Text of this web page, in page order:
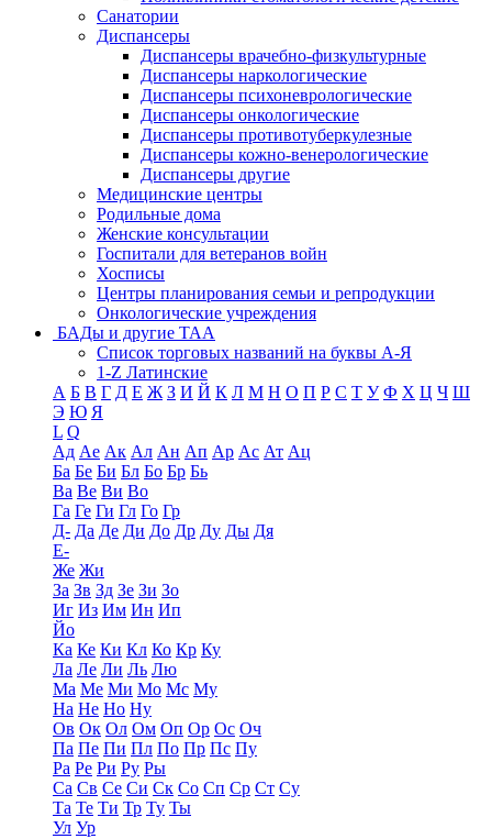
Санатории
Диспансеры
Диспансеры врачебно-физкультурные
Диспансеры наркологические
Диспансеры психоневрологические
Диспансеры онкологические
Диспансеры противотуберкулезные
Диспансеры кожно-венерологические
Диспансеры другие
Медицинские центры
Родильные дома
Женские консультации
Госпитали для ветеранов войн
Хосписы
Центры планирования семьи и репродукции
Онкологические учреждения
БАДы и другие ТАА
Список торговых названий на буквы А-Я
1-Z Латинские
А Б В Г Д Е Ж З И Й К Л М Н О П Р С Т У Ф Х Ц Ч Ш
Э Ю Я
L Q
Ад Ае Ак Ал Ан Ап Ар Ас Ат Ац
Ба Бе Би Бл Бо Бр Бь
Ва Ве Ви Во
Га Ге Ги Гл Го Гр
Д- Да Де Ди До Др Ду Ды Дя
Е-
Же Жи
За Зв Зд Зе Зи Зо
Иг Из Им Ин Ип
Йо
Ка Ке Ки Кл Ко Кр Ку
Ла Ле Ли Ль Лю
Ма Ме Ми Мо Мс Му
На Не Но Ну
Ов Ок Ол Ом Оп Ор Ос Оч
Па Пе Пи Пл По Пр Пс Пу
Ра Ре Ри Ру Ры
Са Св Се Си Ск Со Сп Ср Ст Су
Та Те Ти Тр Ту Ты
Ул Ур